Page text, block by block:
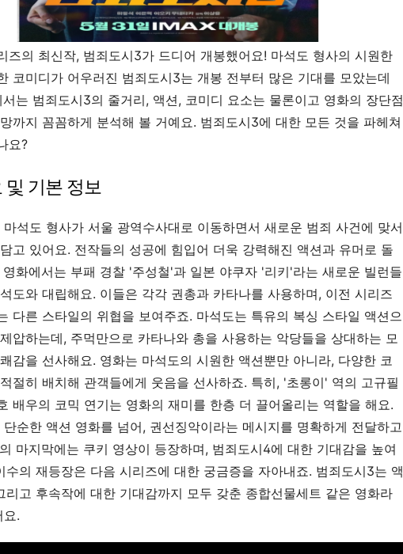
즈의 최신작, 범죄도시3가 드디어 개봉했어요! 마석도 형사의 시원한
코미디가 어우러진 범죄도시3는 개봉 전부터 많은 기대를 모았는데
는 범죄도시3의 줄거리, 액션, 코미디 요소는 물론이고 영화의 장단점
까지 꼼꼼하게 분석해 볼 거예요. 범죄도시3에 대한 모든 것을 파헤쳐
요?
및 기본 정보
석도 형사가 서울 광역수사대로 이동하면서 새로운 범죄 사건에 맞서
고 있어요. 전작들의 성공에 힘입어 더욱 강력해진 액션과 유머로 돌
영화에서는 부패 경찰 '주성철'과 일본 야쿠자 '리키'라는 새로운 빌런들
도와 대립해요. 이들은 각각 권총과 카타나를 사용하며, 이전 시리즈
다른 스타일의 위협을 보여주죠. 마석도는 특유의 복싱 스타일 액션으
압하는데, 주먹만으로 카타나와 총을 사용하는 악당들을 상대하는 모
감을 선사해요. 영화는 마석도의 시원한 액션뿐만 아니라, 다양한 코
절히 배치해 관객들에게 웃음을 선사하죠. 특히, '초롱이' 역의 고규필
배우의 코믹 연기는 영화의 재미를 한층 더 끌어올리는 역할을 해요.
순한 액션 영화를 넘어, 권선징악이라는 메시지를 명확하게 전달하고
마지막에는 쿠키 영상이 등장하며, 범죄도시4에 대한 기대감을 높여
수의 재등장은 다음 시리즈에 대한 궁금증을 자아내죠. 범죄도시3는 액
리고 후속작에 대한 기대감까지 모두 갖춘 종합선물세트 같은 영화라
요.